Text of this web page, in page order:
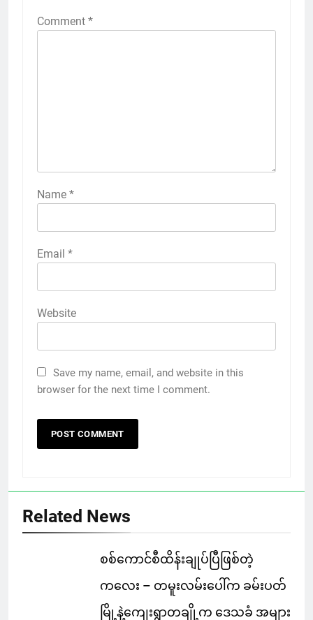
Comment *
Name *
Email *
Website
Save my name, email, and website in this
browser for the next time I comment.
Related News
စစ်ကောင်စီထိန်းချုပ်ပြီဖြစ်တဲ့
ကလေး – တမူးလမ်းပေါ်က ခမ်းပတ်
မြို့နဲ့ကျေးရွာတချို့က ဒေသခံ အများ